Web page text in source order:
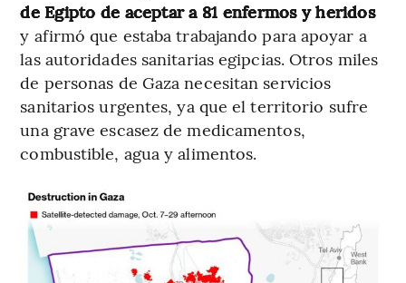
de Egipto de aceptar a 81 enfermos y heridos
y afirmó que estaba trabajando para apoyar a
las autoridades sanitarias egipcias. Otros miles
de personas de Gaza necesitan servicios
sanitarios urgentes, ya que el territorio sufre
una grave escasez de medicamentos,
combustible, agua y alimentos.